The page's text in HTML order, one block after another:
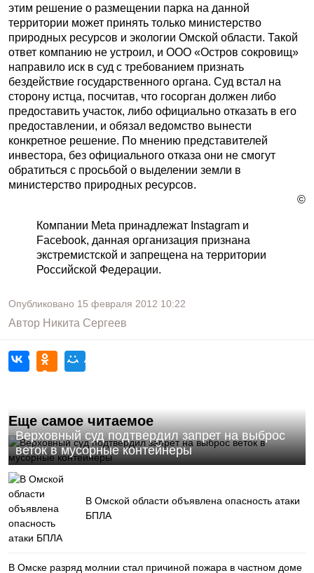
этим решение о размещении парка на данной
территории может принять только министерство
природных ресурсов и экологии Омской области. Такой
ответ компанию не устроил, и ООО «Остров сокровищ»
направило иск в суд с требованием признать
бездействие государственного органа. Суд встал на
сторону истца, посчитав, что госорган должен либо
предоставить участок, либо официально отказать в его
предоставлении, и обязал ведомство вынести
конкретное решение. По мнению представителей
инвестора, без официального отказа они не смогут
обратиться с просьбой о выделении земли в
министерство природных ресурсов.
©
Компании Meta принадлежат Instagram и
Facebook, данная организация признана
экстремистской и запрещена на территории
Российской Федерации.
Опубликовано 15 февраля 2012 10:22
Автор Никита Сергеев
Еще самое читаемое
Верховный суд подтвердил запрет на выброс
веток в мусорные контейнеры
В Омской области объявлена опасность атаки
БПЛА
В Омске разряд молнии стал причиной пожара в частном доме